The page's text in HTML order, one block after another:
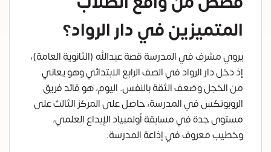
المتميزين في دار الرواد؟
يروي مشرف في المدرسة قصة عبدالله (الثانوية العامة)،
إذ دخل دار الرواد في الصف الرابع الابتدائي وهو يعاني
من الخجل وضعف الثقة بالنفس. اليوم، هو قائد فريق
الروبوتكس في المدرسة، حاصل على المركز الثالث على
مستوى جدة في مسابقة أولمبياد الإبداع العلمي،
وخطيب معروف في إذاعة المدرسة.